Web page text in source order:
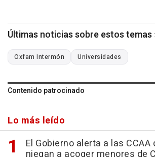
Últimas noticias sobre estos temas
Oxfam Intermón Universidades
Contenido patrocinado
Lo más leído
El Gobierno alerta a las CCAA